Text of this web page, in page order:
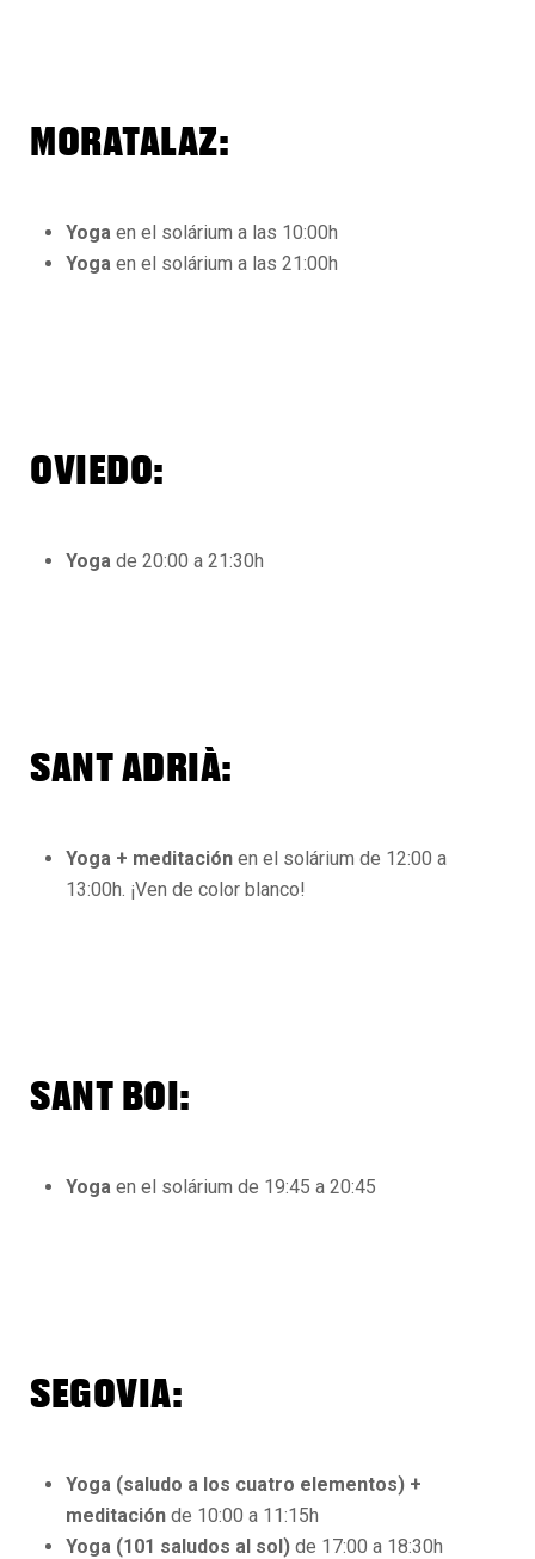
MORATALAZ:
Yoga en el solárium a las 10:00h
Yoga en el solárium a las 21:00h
OVIEDO:
Yoga de 20:00 a 21:30h
SANT ADRIÀ:
Yoga + meditación en el solárium de 12:00 a
13:00h. ¡Ven de color blanco!
SANT BOI:
Yoga en el solárium de 19:45 a 20:45
SEGOVIA:
Yoga (saludo a los cuatro elementos) +
meditación de 10:00 a 11:15h
Yoga (101 saludos al sol) de 17:00 a 18:30h